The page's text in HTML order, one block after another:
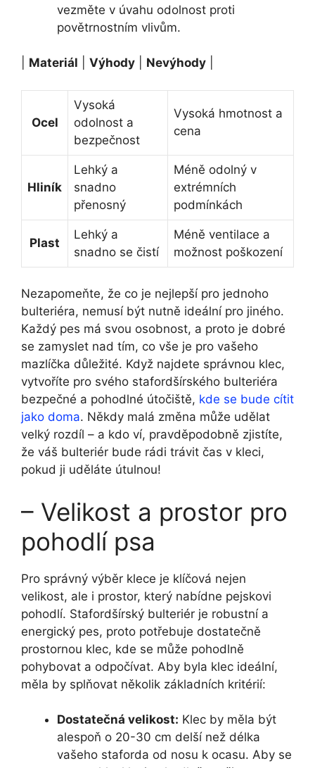
vezměte v úvahu odolnost proti
povětrnostním vlivům.
Materiál Výhody Nevýhody
Ocel
Vysoká
odolnost a
bezpečnost
Vysoká hmotnost a
cena
Hliník
Lehký a
snadno
přenosný
Méně odolný v
extrémních
podmínkách
Plast
Lehký a
snadno se čistí
Méně ventilace a
možnost poškození
Nezapomeňte, že co je nejlepší pro jednoho
bulteriéra, nemusí být nutně ideální pro jiného.
Každý pes má svou osobnost, a proto je dobré
se zamyslet nad tím, co vše je pro vašeho
mazlíčka důležité. Když najdete správnou klec,
vytvoříte pro svého stafordšírského bulteriéra
bezpečné a pohodlné útočiště, kde se bude cítit
jako doma. Někdy malá změna může udělat
velký rozdíl – a kdo ví, pravděpodobně zjistíte,
že váš bulteriér bude rádi trávit čas v kleci,
pokud ji uděláte útulnou!
– Velikost a prostor pro
pohodlí psa
Pro správný výběr klece je klíčová nejen
velikost, ale i prostor, který nabídne pejskovi
pohodlí. Stafordšírský bulteriér je robustní a
energický pes, proto potřebuje dostatečně
prostornou klec, kde se může pohodlně
pohybovat a odpočívat. Aby byla klec ideální,
měla by splňovat několik základních kritérií:
Dostatečná velikost: Klec by měla být
alespoň o 20-30 cm delší než délka
vašeho staforda od nosu k ocasu. Aby se